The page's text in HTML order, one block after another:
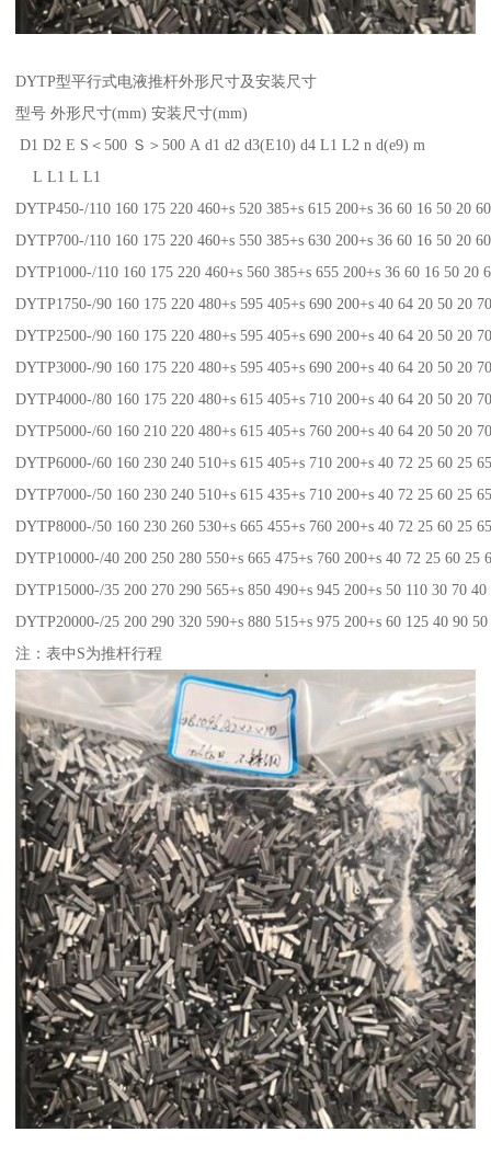
DYTP型平行式电液推杆外形尺寸及安装尺寸
型号 外形尺寸(mm) 安装尺寸(mm)
D1 D2 E S＜500 Ｓ＞500 A d1 d2 d3(E10) d4 L1 L2 n d(e9) m
L L1 L L1
DYTP450-/110 160 175 220 460+s 520 385+s 615 200+s 36 60 16 50 20
DYTP700-/110 160 175 220 460+s 550 385+s 630 200+s 36 60 16 50 20
DYTP1000-/110 160 175 220 460+s 560 385+s 655 200+s 36 60 16 50 20
DYTP1750-/90 160 175 220 480+s 595 405+s 690 200+s 40 64 20 50 20
DYTP2500-/90 160 175 220 480+s 595 405+s 690 200+s 40 64 20 50 20
DYTP3000-/90 160 175 220 480+s 595 405+s 690 200+s 40 64 20 50 20
DYTP4000-/80 160 175 220 480+s 615 405+s 710 200+s 40 64 20 50 20
DYTP5000-/60 160 210 220 480+s 615 405+s 760 200+s 40 64 20 50 20
DYTP6000-/60 160 230 240 510+s 615 405+s 710 200+s 40 72 25 60 25
DYTP7000-/50 160 230 240 510+s 615 435+s 710 200+s 40 72 25 60 25
DYTP8000-/50 160 230 260 530+s 665 455+s 760 200+s 40 72 25 60 25
DYTP10000-/40 200 250 280 550+s 665 475+s 760 200+s 40 72 25 60 25
DYTP15000-/35 200 270 290 565+s 850 490+s 945 200+s 50 110 30 70
DYTP20000-/25 200 290 320 590+s 880 515+s 975 200+s 60 125 40 90
注：表中S为推杆行程